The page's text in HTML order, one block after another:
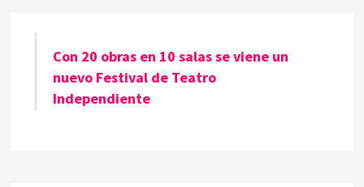
Con 20 obras en 10 salas se viene un
nuevo Festival de Teatro
Independiente